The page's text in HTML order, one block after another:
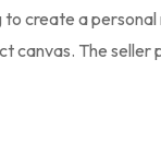
to create a
canvas. The seller